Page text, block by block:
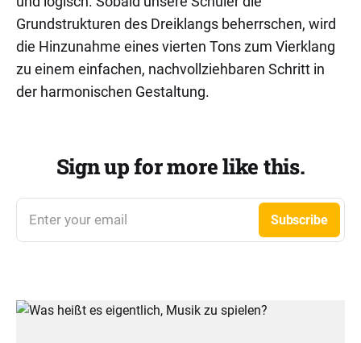
Grundstrukturen des Dreiklangs beherrschen, wird
die Hinzunahme eines vierten Tons zum Vierklang
zu einem einfachen, nachvollziehbaren Schritt in
der harmonischen Gestaltung.
Sign up for more like this.
Enter your email Subscribe